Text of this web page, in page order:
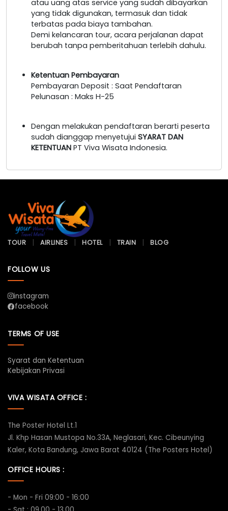
atau uang atas service yang sudah dibayarkan
yang tidak digunakan, termasuk dan tidak
terbatas pada biaya tambahan.
Demi kelancaran tour, acara perjalanan dapat
berubah tanpa pemberitahuan terlebih dahulu.
Ketentuan Pembayaran
Pembayaran Deposit : Saat Pendaftaran
Pelunasan : Maks H-25
Dengan melakukan pendaftaran berarti peserta
sudah dianggap menyetujui SYARAT DAN
KETENTUAN PT Viva Wisata Indonesia.
TOUR AIRLINES HOTEL TRAIN BLOG
FOLLOW US
instagram
facebook
TERMS OF USE
Syarat dan Ketentuan
Kebijakan Privasi
VIVA WISATA OFFICE :
The Poster Hotel Lt.1
Jl. Khp Hasan Mustopa No.33A, Neglasari, Kec. Cibeunying
Kaler, Kota Bandung, Jawa Barat 40124 (The Posters Hotel)
OFFICE HOURS :
- Mon - Fri 09:00 - 16:00